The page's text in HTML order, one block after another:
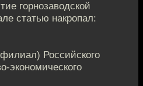
горнозаводской
статью накропал:
Российского
экономического